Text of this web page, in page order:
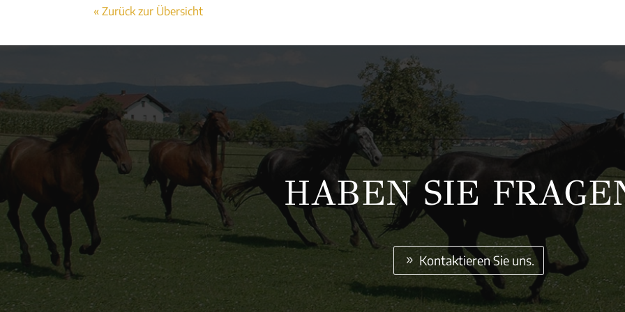
« Zurück zur Übersicht
HABEN SIE
Kontaktieren Sie uns.